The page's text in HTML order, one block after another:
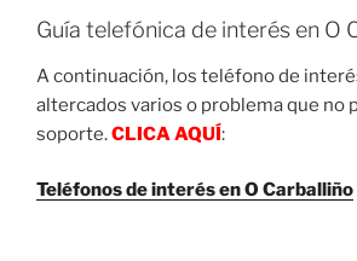
Guía telefónica de interés en O
A continuación, los teléfono de
altercados varios o problema que no
soporte.CLICA AQUÍ:
Teléfonos de interés en O Carballiño